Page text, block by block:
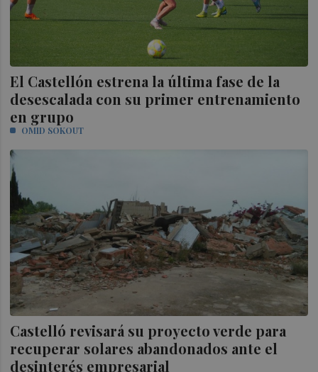
El Castellón estrena la última fase de la
desescalada con su primer entrenamiento
en grupo
OMID SOKOUT
Castelló revisará su proyecto verde para
recuperar solares abandonados ante el
desinterés empresarial